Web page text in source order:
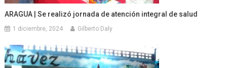
ARAGUA | Se realizó jornada de atención integral de salud
1 diciembre, 2024 Gilberto Daly